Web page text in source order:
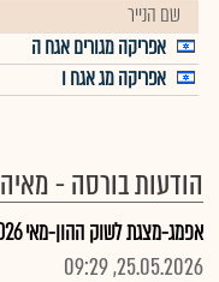
שם הנייר
אפריקה מגורים אגח ה
אפריקה מג אגח ו
הודעות בורסה - מאיה
אפמג-מצגת לשוק ההון-מאי 2026
25.05.2026, 09:29